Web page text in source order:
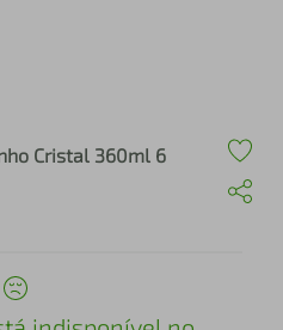
Cristal 360ml 6